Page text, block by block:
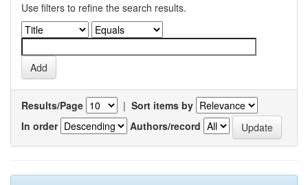
Use filters to refine the search results.
Results/Page | Sort items by
In order
Authors/record